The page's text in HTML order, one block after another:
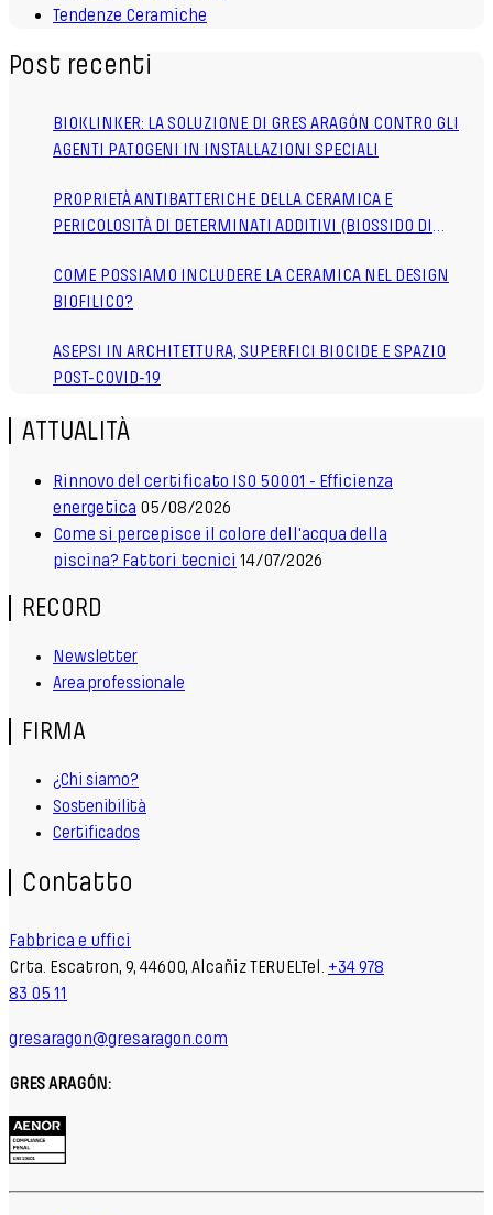
Tendenze Ceramiche
Post recenti
BIOKLINKER: LA SOLUZIONE DI GRES ARAGÓN CONTRO GLI
AGENTI PATOGENI IN INSTALLAZIONI SPECIALI
PROPRIETÀ ANTIBATTERICHE DELLA CERAMICA E
PERICOLOSITÀ DI DETERMINATI ADDITIVI (BIOSSIDO DI
COME POSSIAMO INCLUDERE LA CERAMICA NEL DESIGN
BIOFILICO?
ASEPSI IN ARCHITETTURA, SUPERFICI BIOCIDE E SPAZIO
POST-COVID-19
ATTUALITÀ
Rinnovo del certificato ISO 50001 - Efficienza
energetica 05/08/2026
Come si percepisce il colore dell'acqua della
piscina? Fattori tecnici 14/07/2026
RECORD
Newsletter
Area professionale
FIRMA
¿Chi siamo?
Sostenibilità
Certificados
Contatto
Fabbrica e uffici
Crta. Escatron, 9, 44600, Alcañiz TERUELTel. +34 978
83 05 11
gresaragon@gresaragon.com
GRES ARAGÓN: